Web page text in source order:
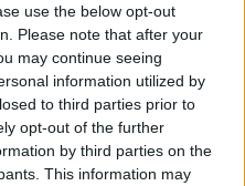
use the below opt-out
Please note that after your
may continue seeing
information utilized by
to third parties prior to
opt-out of the further
by third parties on the
This information may
: ni William, ni Charles
a lui avoir tourné le